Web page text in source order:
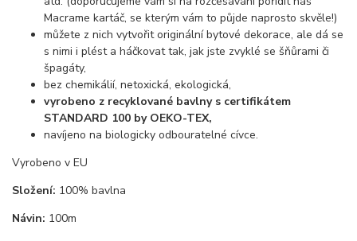
Macrame kartáč, se kterým vám to půjde naprosto skvěle!)
můžete z nich vytvořit originální bytové dekorace, ale dá se
s nimi i plést a háčkovat tak, jak jste zvyklé se šňůrami či
špagáty,
bez chemikálií, netoxická, ekologická,
vyrobeno z recyklované bavlny s certifikátem
STANDARD 100 by OEKO-TEX,
navíjeno na biologicky odbouratelné cívce.
Vyrobeno v EU
Složení: 100% bavlna
Návin: 100m